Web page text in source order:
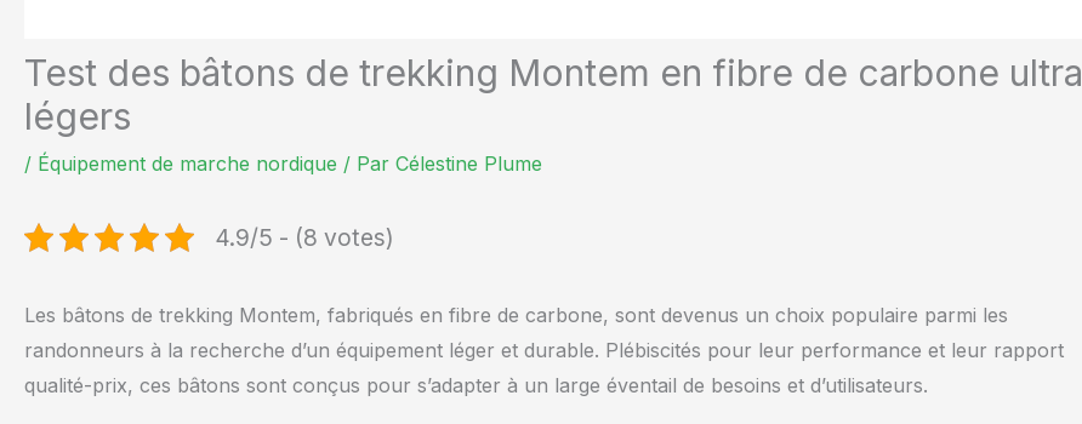
Test des bâtons de trekking Montem en fibre de carbone ultra
légers
/ Équipement de marche nordique / Par Célestine Plume
4.9/5 - (8 votes)
Les bâtons de trekking Montem, fabriqués en fibre de carbone, sont devenus un choix populaire parmi les
randonneurs à la recherche d’un équipement léger et durable. Plébiscités pour leur performance et leur rapport
qualité-prix, ces bâtons sont conçus pour s’adapter à un large éventail de besoins et d’utilisateurs.